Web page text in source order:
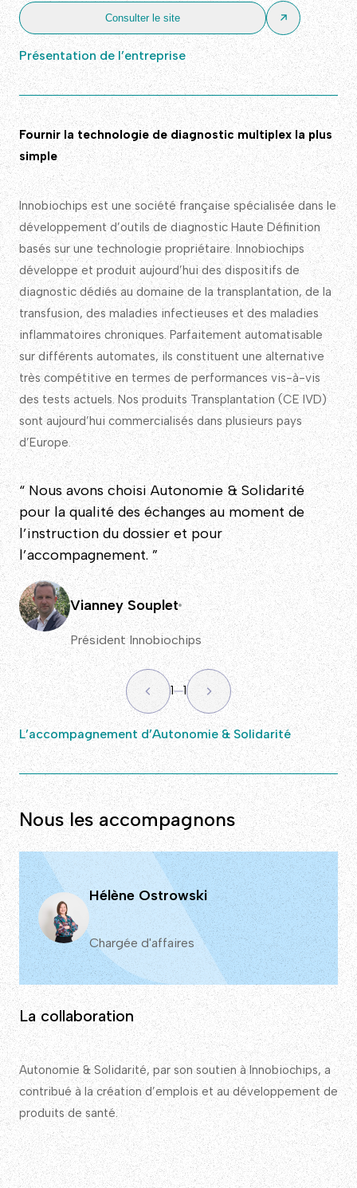
Consulter le site
Présentation de l’entreprise
Fournir la technologie de diagnostic multiplex la plus
simple
Innobiochips est une société française spécialisée dans le
développement d’outils de diagnostic Haute Définition
basés sur une technologie propriétaire. Innobiochips
développe et produit aujourd’hui des dispositifs de
diagnostic dédiés au domaine de la transplantation, de la
transfusion, des maladies infectieuses et des maladies
inflammatoires chroniques. Parfaitement automatisable
sur différents automates, ils constituent une alternative
très compétitive en termes de performances vis-à-vis
des tests actuels. Nos produits Transplantation (CE IVD)
sont aujourd’hui commercialisés dans plusieurs pays
d’Europe.
“ Nous avons choisi Autonomie & Solidarité
pour la qualité des échanges au moment de
l’instruction du dossier et pour
l’accompagnement. ”
Vianney Souplet
Président Innobiochips
1 1
L’accompagnement d’Autonomie & Solidarité
Nous les accompagnons
Hélène Ostrowski
Chargée d'affaires
La collaboration
Autonomie & Solidarité, par son soutien à Innobiochips, a
contribué à la création d’emplois et au développement de
produits de santé.